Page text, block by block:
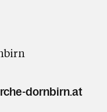
dornbirn.at